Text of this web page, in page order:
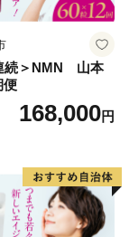
続＞NMN 山本
168,000円